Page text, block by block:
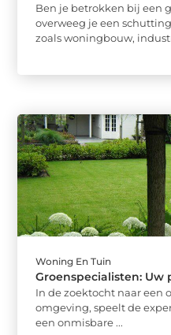
Ben je betrokken bij een
overweeg je een
zoals woningbouw,
Woning En Tuin
Groenspecialisten:
In de zoektocht naar een
omgeving, speelt de
een onmisbare ...